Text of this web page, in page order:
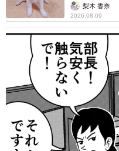
梨木 香奈
2026.08.09